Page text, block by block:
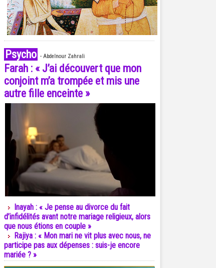
Psycho - Abdelnour Zahrali
Farah : « J’ai découvert que mon
conjoint m’a trompée et mis une
autre fille enceinte »
Inayah : « Je pense au divorce du fait
d’infidélités avant notre mariage religieux, alors
que nous étions en couple »
Rajiya : « Mon mari ne vit plus avec nous, ne
participe pas aux dépenses : suis-je encore
mariée ? »